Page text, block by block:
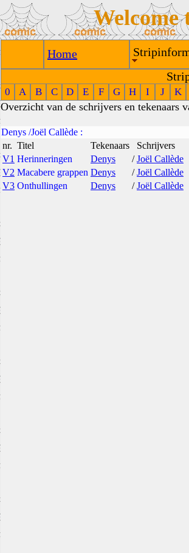
Welcome
Home
0 A B C D E F G H I J K
Overzicht van de schrijvers en tekenaars
Denys /Joël Callède :
nr. Titel Tekenaars
Schrijvers
V1 Herinneringen Denys / Joël Callède
V2 Macabere grappen Denys / Joël Callède
V3 Onthullingen Denys / Joël Callède